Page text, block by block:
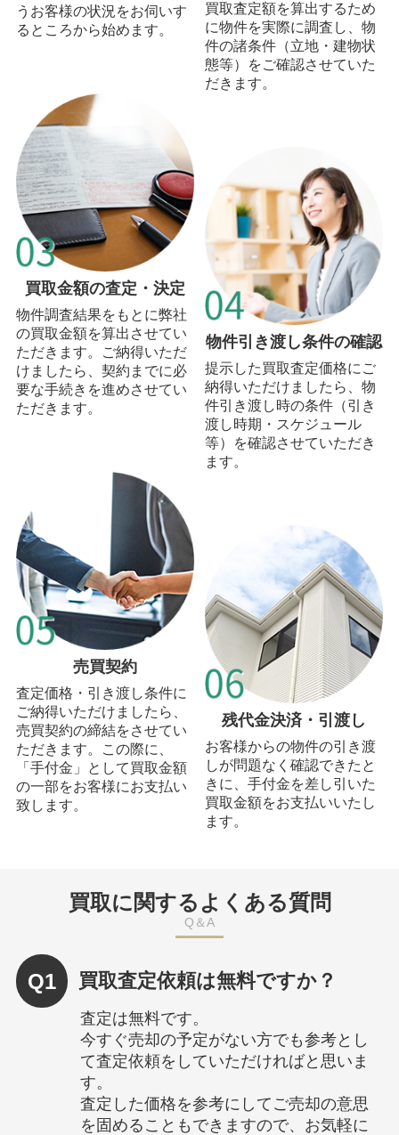
うお客様の状況をお伺いす
るところから始めます。
買取査定額を算出するため
に物件を実際に調査し、物
件の諸条件（立地・建物状
態等）をご確認させていた
だきます。
買取金額の査定・決定
物件調査結果をもとに弊社
の買取金額を算出させてい
ただきます。ご納得いただ
けましたら、契約までに必
要な手続きを進めさせてい
ただきます。
物件引き渡し条件の確認
提示した買取査定価格にご
納得いただけましたら、物
件引き渡し時の条件（引き
渡し時期・スケジュール
等）を確認させていただき
ます。
売買契約
査定価格・引き渡し条件に
ご納得いただけましたら、
売買契約の締結をさせてい
ただきます。この際に、
「手付金」として買取金額
の一部をお客様にお支払い
致します。
残代金決済・引渡し
お客様からの物件の引き渡
しが問題なく確認できたと
きに、手付金を差し引いた
買取金額をお支払いいたし
ます。
買取に関するよくある質問
Q＆A
Q1 買取査定依頼は無料ですか？
査定は無料です。
今すぐ売却の予定がない方でも参考とし
て査定依頼をしていただければと思いま
す。
査定した価格を参考にしてご売却の意思
を固めることもできますので、お気軽に